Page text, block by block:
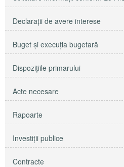
Declaraţii de avere interese
Buget şi execuţia bugetară
Dispoziţiile primarului
Acte necesare
Rapoarte
Investiţii publice
Contracte